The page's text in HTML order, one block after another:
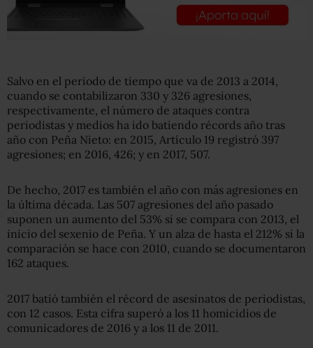
Salvo en el periodo de tiempo que va de 2013 a 2014,
cuando se contabilizaron 330 y 326 agresiones,
respectivamente, el número de ataques contra
periodistas y medios ha ido batiendo récords año tras
año con Peña Nieto: en 2015, Artículo 19 registró 397
agresiones; en 2016, 426; y en 2017, 507.
De hecho, 2017 es también el año con más agresiones en
la última década. Las 507 agresiones del año pasado
suponen un aumento del 53% si se compara con 2013, el
inicio del sexenio de Peña. Y un alza de hasta el 212% si la
comparación se hace con 2010, cuando se documentaron
162 ataques.
2017 batió también el récord de asesinatos de periodistas,
con 12 casos. Esta cifra superó a los 11 homicidios de
comunicadores de 2016 y a los 11 de 2011.